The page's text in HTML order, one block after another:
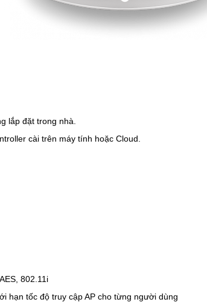
lắp đặt trong nhà.
cài trên máy tính hoặc Cloud.
802.11i
hạn tốc độ truy cập AP cho từng người dùng